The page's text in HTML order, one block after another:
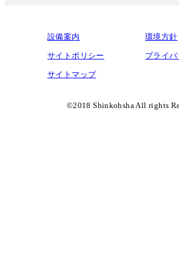
設備案内 環境方針
サイトポリシー プライ
サイトマップ
©︎2018 Shinkohsha All rights